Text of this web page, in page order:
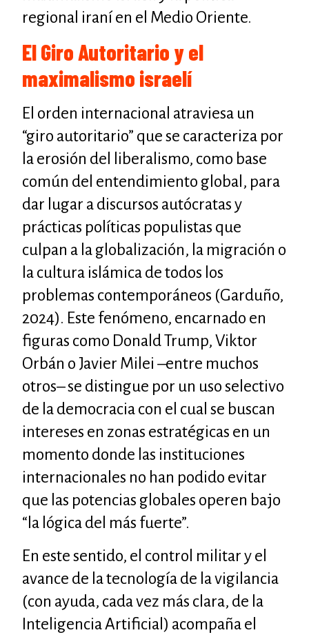
regional iraní en el Medio Oriente.
El Giro Autoritario y el
maximalismo israelí
El orden internacional atraviesa un
“giro autoritario” que se caracteriza por
la erosión del liberalismo, como base
común del entendimiento global, para
dar lugar a discursos autócratas y
prácticas políticas populistas que
culpan a la globalización, la migración o
la cultura islámica de todos los
problemas contemporáneos (Garduño,
2024). Este fenómeno, encarnado en
figuras como Donald Trump, Viktor
Orbán o Javier Milei –entre muchos
otros– se distingue por un uso selectivo
de la democracia con el cual se buscan
intereses en zonas estratégicas en un
momento donde las instituciones
internacionales no han podido evitar
que las potencias globales operen bajo
“la lógica del más fuerte”.
En este sentido, el control militar y el
avance de la tecnología de la vigilancia
(con ayuda, cada vez más clara, de la
Inteligencia Artificial) acompaña el